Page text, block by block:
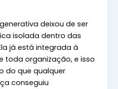
deixou de ser
isolada dentro das
já está integrada à
toda organização, e isso
do que qualquer
conseguiu